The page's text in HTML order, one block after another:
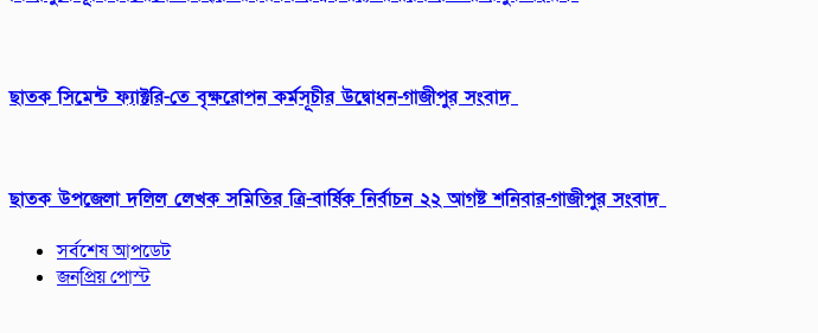
ছাতক সিমেন্ট ফ্যাক্টরি-তে বৃক্ষরোপন কর্মসূচীর উদ্বোধন-গাজীপুর সংবাদ
ছাতক উপজেলা দলিল লেখক সমিতির ত্রি-বার্ষিক নির্বাচন ২২ আগষ্ট শনিবার-গাজীপুর সংবাদ
সর্বশেষ আপডেট
জনপ্রিয় পোস্ট